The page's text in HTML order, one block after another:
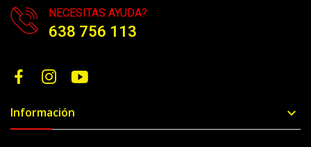
NECESITAS AYUDA?
638 756 113
Información 